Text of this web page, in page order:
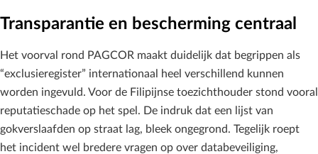
Transparantie en bescherming centraal
Het voorval rond PAGCOR maakt duidelijk dat begrippen als
“exclusieregister” internationaal heel verschillend kunnen
worden ingevuld. Voor de Filipijnse toezichthouder stond vooral
reputatieschade op het spel. De indruk dat een lijst van
gokverslaafden op straat lag, bleek ongegrond. Tegelijk roept
het incident wel bredere vragen op over databeveiliging,